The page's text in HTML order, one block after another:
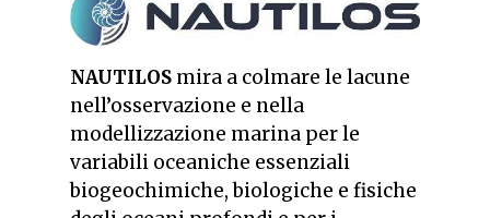
NAUTILOS mira a colmare le lacune
nell’osservazione e nella
modellizzazione marina per le
variabili oceaniche essenziali
biogeochimiche, biologiche e fisiche